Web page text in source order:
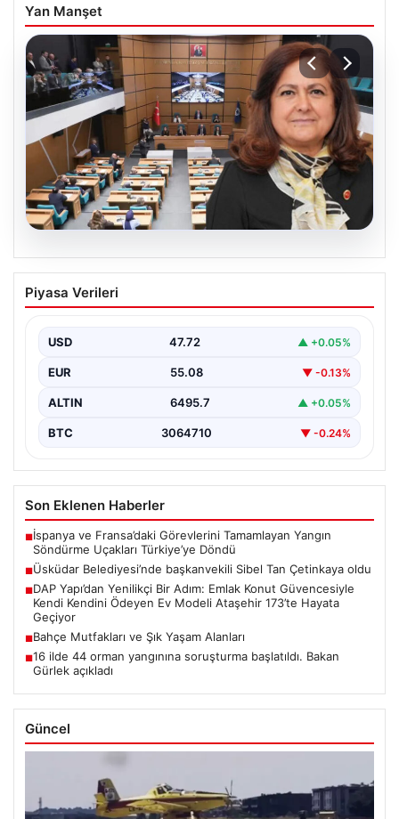
Yan Manşet
05.08.2026
Üsküdar Belediyesi’nde başkanvekili
Sibel Tan Çetinkaya oldu
Piyasa Verileri
USD 47.72 ▲ +0.05%
EUR 55.08 ▼ -0.13%
ALTIN 6495.7 ▲ +0.05%
BTC 3064710 ▼ -0.24%
Son Eklenen Haberler
■İspanya ve Fransa’daki Görevlerini Tamamlayan Yangın
Söndürme Uçakları Türkiye’ye Döndü
■Üsküdar Belediyesi’nde başkanvekili Sibel Tan Çetinkaya oldu
■DAP Yapı’dan Yenilikçi Bir Adım: Emlak Konut Güvencesiyle
Kendi Kendini Ödeyen Ev Modeli Ataşehir 173’te Hayata
Geçiyor
■Bahçe Mutfakları ve Şık Yaşam Alanları
■16 ilde 44 orman yangınına soruşturma başlatıldı. Bakan
Gürlek açıkladı
Güncel